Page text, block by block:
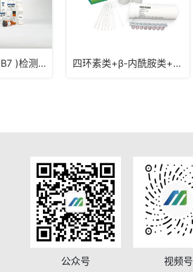
生物素(维生素 B7 )检测试剂盒 四环素类+β-内酰胺类+头孢氨苄快速检测试纸条
公众号 视频号